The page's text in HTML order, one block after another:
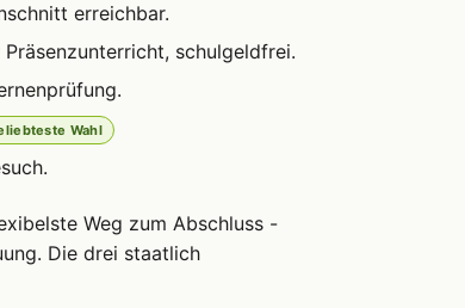
erreichbar.
schulgeldfrei.
Wahl
Weg zum Abschluss -
Die drei staatlich